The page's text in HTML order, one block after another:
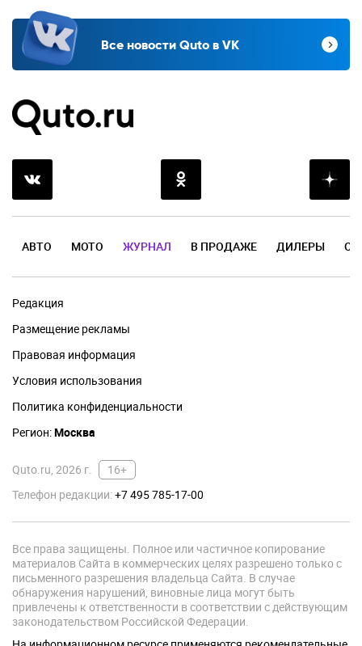
Все новости Quto в VK
АВТО МОТО ЖУРНАЛ В ПРОДАЖЕ ДИЛЕРЫ
Редакция
Размещение рекламы
Правовая информация
Условия использования
Политика конфиденциальности
Регион:Москва
Quto.ru, 2026 г.
16+
Телефон редакции:+7 495 785-17-00
Все права защищены. Полное или частичное копирование
материалов Сайта в коммерческих целях разрешено только с
письменного разрешения владельца Сайта. В случае
обнаружения нарушений, виновные лица могут быть
привлечены к ответственности в соответствии с действующим
законодательством Российской Федерации.